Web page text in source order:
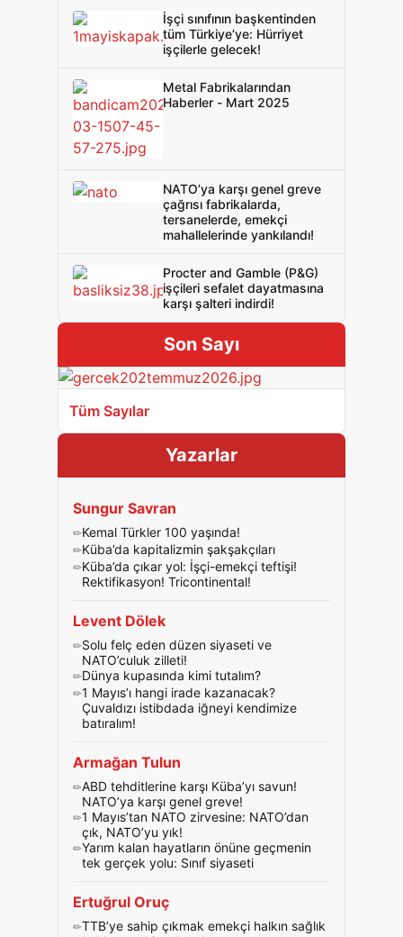
İşçi sınıfının başkentinden
tüm Türkiye’ye: Hürriyet
işçilerle gelecek!
Metal Fabrikalarından
Haberler - Mart 2025
NATO’ya karşı genel greve
çağrısı fabrikalarda,
tersanelerde, emekçi
mahallelerinde yankılandı!
Procter and Gamble (P&G)
işçileri sefalet dayatmasına
karşı şalteri indirdi!
Son Sayı
Tüm Sayılar
Yazarlar
Sungur Savran
Kemal Türkler 100 yaşında!
Küba’da kapitalizmin şakşakçıları
Küba’da çıkar yol: İşçi-emekçi teftişi!
Rektifikasyon! Tricontinental!
Levent Dölek
Solu felç eden düzen siyaseti ve
NATO’culuk zilleti!
Dünya kupasında kimi tutalım?
1 Mayıs’ı hangi irade kazanacak?
Çuvaldızı istibdada iğneyi kendimize
batıralım!
Armağan Tulun
ABD tehditlerine karşı Küba’yı savun!
NATO’ya karşı genel greve!
1 Mayıs’tan NATO zirvesine: NATO’dan
çık, NATO’yu yık!
Yarım kalan hayatların önüne geçmenin
tek gerçek yolu: Sınıf siyaseti
Ertuğrul Oruç
TTB’ye sahip çıkmak emekçi halkın sağlık